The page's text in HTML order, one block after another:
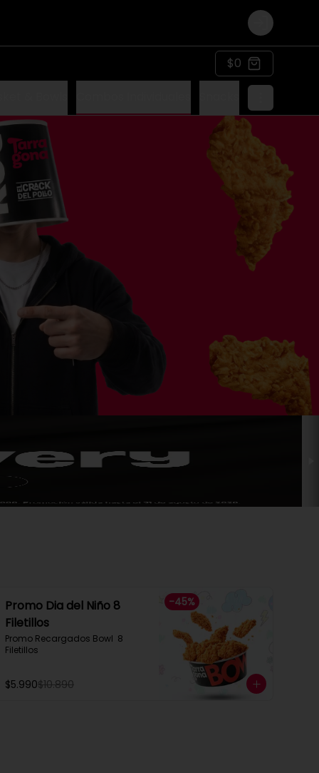
Login
$0
-45%
Promo Dia del Niño 8
Filetillos​
Promo Recargados Bowl  8
Filetillos
$5.990$10.890